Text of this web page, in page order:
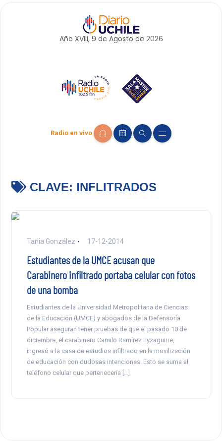
Año XVIII, 9 de Agosto de 2026
Radio en vivo
CLAVE: INFLITRADOS
Tania González 17-12-2014
Estudiantes de la UMCE acusan que
Carabinero infiltrado portaba celular con fotos
de una bomba
Estudiantes de la Universidad Metropolitana de Ciencias
de la Educación (UMCE) y abogados de la Defensoría
Popular aseguran tener pruebas de que el pasado 10 de
diciembre, el carabinero Camilo Ramírez Eyzaguirre,
ingresó a la casa de estudios infiltrado en la movilización
de educación con dudosas intenciones. Esto se suma al
teléfono celular que pertenecería […]